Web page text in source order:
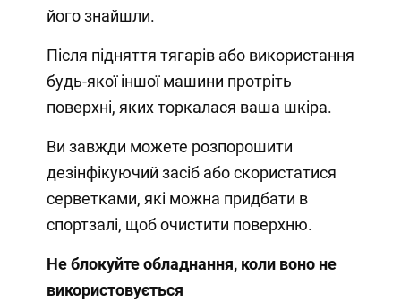
його знайшли.
Після підняття тягарів або використання
будь-якої іншої машини протріть
поверхні, яких торкалася ваша шкіра.
Ви завжди можете розпорошити
дезінфікуючий засіб або скористатися
серветками, які можна придбати в
спортзалі, щоб очистити поверхню.
Не блокуйте обладнання, коли воно не
використовується